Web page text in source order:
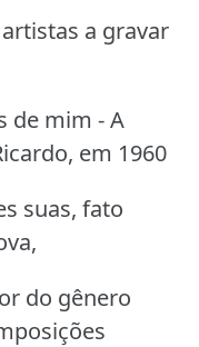
a gravar
de mim - A
em 1960
suas, fato
do gênero